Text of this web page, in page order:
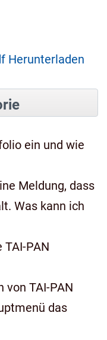
Herunterladen
ein und wie
Meldung, dass
Was kann ich
PAN
von TAI-PAN
das